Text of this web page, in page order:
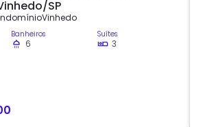
SP
Vinhedo
Banheiros
6
Suítes
3